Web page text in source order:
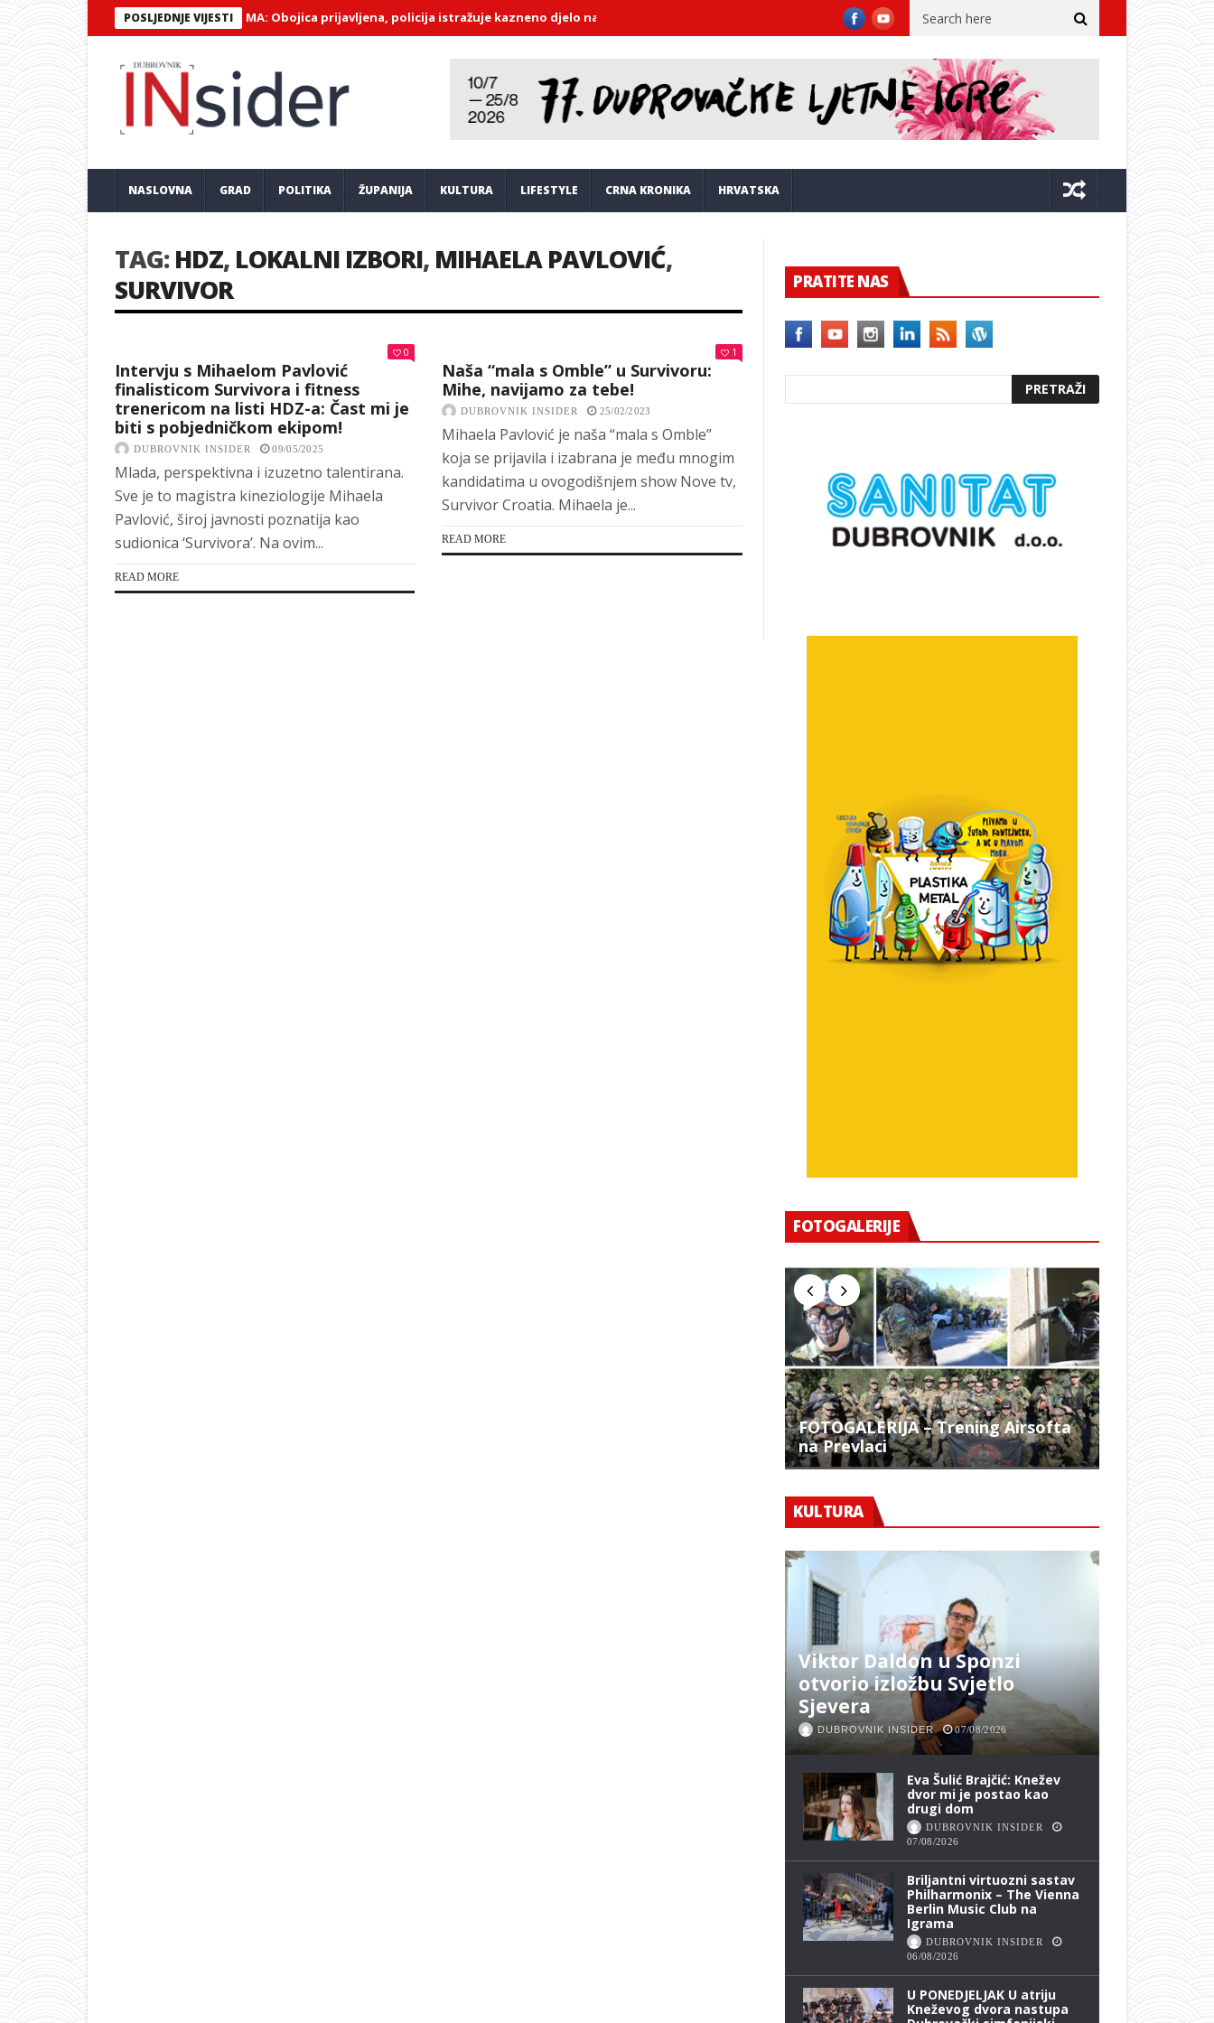
POSLJEDNJE VIJESTI
AUTOPRIJEVOZNIKA NA PILAMA: Obojica prijavljena, policija istražuje kazneno djelo na štetu 52-godišnjaka Dubrovački Crveni križ: Pozivamo na akciju dobrovoljnog darivanja krvi, posebno
NASLOVNA GRAD POLITIKA ŽUPANIJA KULTURA LIFESTYLE CRNA KRONIKA HRVATSKA
TAG:HDZ, LOKALNI IZBORI, MIHAELA PAVLOVIĆ,
SURVIVOR
0
Intervju s Mihaelom Pavlović
finalisticom Survivora i fitness
trenericom na listi HDZ-a: Čast mi je
biti s pobjedničkom ekipom!
DUBROVNIK INSIDER 09/05/2025
Mlada, perspektivna i izuzetno talentirana.
Sve je to magistra kineziologije Mihaela
Pavlović, široj javnosti poznatija kao
sudionica ‘Survivora’. Na ovim...
READ MORE
1
Naša “mala s Omble” u Survivoru:
Mihe, navijamo za tebe!
DUBROVNIK INSIDER 25/02/2023
Mihaela Pavlović je naša “mala s Omble”
koja se prijavila i izabrana je među mnogim
kandidatima u ovogodišnjem show Nove tv,
Survivor Croatia. Mihaela je...
READ MORE
PRATITE NAS
FOTOGALERIJE
FOTOGALERIJA – Trening Airsofta
na Prevlaci
FOTO –
KULTURA
Viktor Daldon u Sponzi
otvorio izložbu Svjetlo
Sjevera
DUBROVNIK INSIDER 07/08/2026
Eva Šulić Brajčić: Knežev
dvor mi je postao kao
drugi dom
DUBROVNIK INSIDER
07/08/2026
Briljantni virtuozni sastav
Philharmonix – The Vienna
Berlin Music Club na
Igrama
DUBROVNIK INSIDER
06/08/2026
U PONEDJELJAK U atriju
Kneževog dvora nastupa